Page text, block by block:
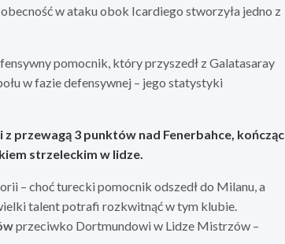
w ataku obok Icardiego stworzyła jedno z
pomocnik, który przyszedł z Galatasaray
w fazie defensywnej – jego statystyki
przewagą 3 punktów nad Fenerbahce, kończąc
strzeleckim w lidze.
– choć turecki pomocnik odszedł do Milanu, a
talent potrafi rozkwitnąć w tym klubie.
przeciwko Dortmundowi w Lidze Mistrzów –